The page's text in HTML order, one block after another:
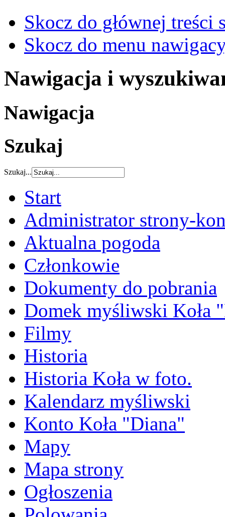
Skocz do głównej treści
Skocz do menu
Nawigacja i
Nawigacja
Szukaj
Szukaj...
Start
Administrator strony-
Aktualna pogoda
Członkowie
Dokumenty do pobrania
Domek myśliwski Koła
Filmy
Historia
Historia Koła w foto.
Kalendarz myśliwski
Konto Koła "Diana"
Mapy
Mapa strony
Ogłoszenia